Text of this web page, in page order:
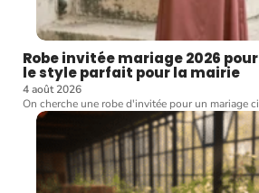
Robe invitée mariage 2026
le style parfait pour la mairie
4 août 2026
On cherche une robe d'invitée pour un mariage